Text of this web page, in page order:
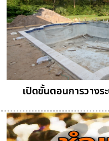
เปิดขั้นตอนการวางร